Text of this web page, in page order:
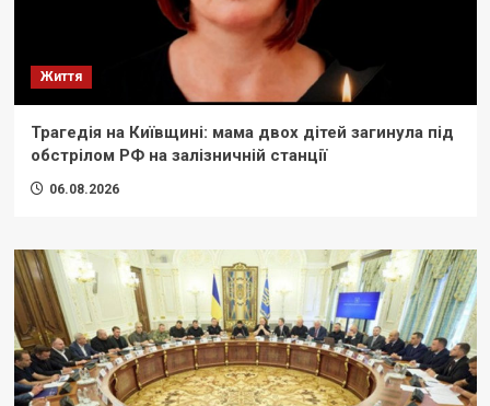
Життя
Трагедія на Київщині: мама двох дітей загинула під
обстрілом РФ на залізничній станції
06.08.2026